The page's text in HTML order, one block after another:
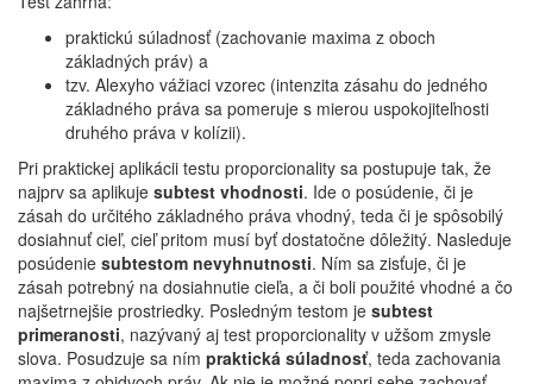
praktickú súladnosť (zachovanie maxima z oboch
základných práv) a
tzv. Alexyho vážiaci vzorec (intenzita zásahu do jedného
základného práva sa pomeruje s mierou uspokojiteľnosti
druhého práva v kolízii).
Pri praktickej aplikácii testu proporcionality sa postupuje tak, že
najprv sa aplikuje subtest vhodnosti. Ide o posúdenie, či je
zásah do určitého základného práva vhodný, teda či je spôsobilý
dosiahnuť cieľ, cieľ pritom musí byť dostatočne dôležitý. Nasleduje
posúdenie subtestom nevyhnutnosti. Ním sa zisťuje, či je
zásah potrebný na dosiahnutie cieľa, a či boli použité vhodné a čo
najšetrnejšie prostriedky. Posledným testom je subtest
primeranosti, nazývaný aj test proporcionality v užšom zmysle
slova. Posudzuje sa ním praktická súladnosť, teda zachovania